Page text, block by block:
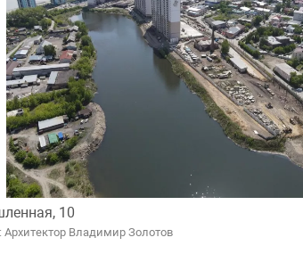
10
Архитектор Владимир Золотов